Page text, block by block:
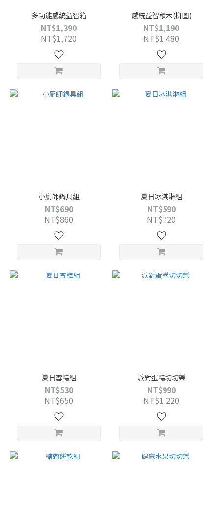
多功能感統益智箱
NT$1,390
NT$1,720
感統益智積木(拼圖)
NT$1,190
NT$1,480
小廚師鍋具組
NT$690
NT$860
夏日冰淇淋組
NT$590
NT$720
夏日雪糕組
NT$530
NT$650
派對蛋糕切切樂
NT$990
NT$1,220